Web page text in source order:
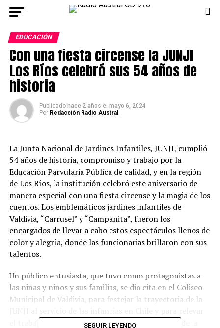
EDUCACIÓN
Con una fiesta circense la JUNJI
Los Ríos celebró sus 54 años de
historia
Publicado hace 2 años el mayo 6, 2024
Por Redacción Radio Austral
La Junta Nacional de Jardines Infantiles, JUNJI, cumplió
54 años de historia, compromiso y trabajo por la
Educación Parvularia Pública de calidad, y en la región
de Los Ríos, la institución celebró este aniversario de
manera especial con una fiesta circense y la magia de los
cuentos. Los emblemáticos jardines infantiles de
Valdivia, “Carrusel” y “Campanita”, fueron los
encargados de llevar a cabo estos espectáculos llenos de
color y alegría, donde las funcionarias brillaron con sus
talentos.
Un público entusiasta, que tuvo como protagonistas a
las niñas y niños y sus familias, se dio cita en el Coliseo
Municipal de Valdivia, para festejar la trayectoria de la
el trabajo que se realiza a nivel regional a través de la
SEGUIR LEYENDO